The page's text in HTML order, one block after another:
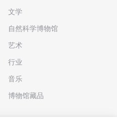
文学
自然科学博物馆
艺术
行业
音乐
博物馆藏品